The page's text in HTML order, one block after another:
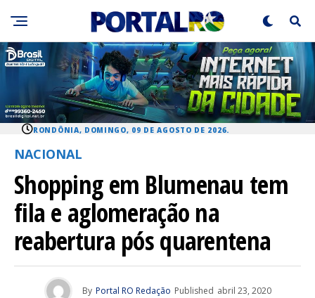
RONDÔNIA, DOMINGO, 09 DE AGOSTO DE 2026.
NACIONAL
Shopping em Blumenau tem
fila e aglomeração na
reabertura pós quarentena
By Portal RO Redação Published abril 23, 2020